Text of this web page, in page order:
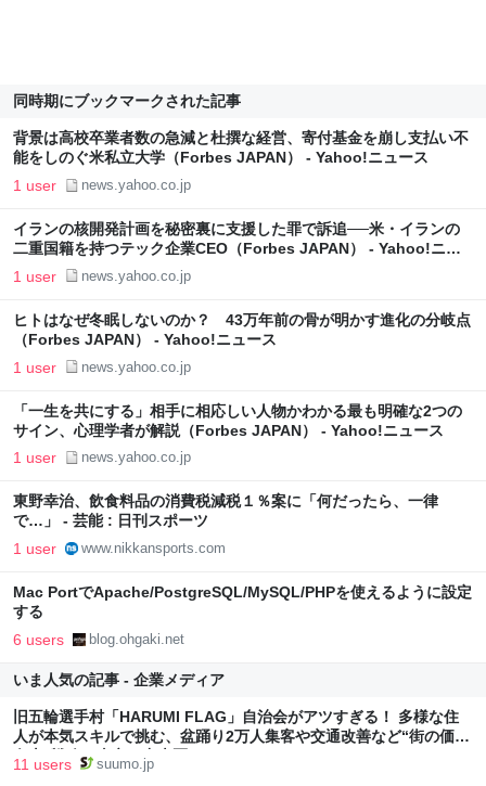
同時期にブックマークされた記事
背景は高校卒業者数の急減と杜撰な経営、寄付基金を崩し支払い不
能をしのぐ米私立大学（Forbes JAPAN） - Yahoo!ニュース
1 user news.yahoo.co.jp
イランの核開発計画を秘密裏に支援した罪で訴追──米・イランの
二重国籍を持つテック企業CEO（Forbes JAPAN） - Yahoo!ニュ
ース
1 user news.yahoo.co.jp
ヒトはなぜ冬眠しないのか？ 43万年前の骨が明かす進化の分岐点
（Forbes JAPAN） - Yahoo!ニュース
1 user news.yahoo.co.jp
「一生を共にする」相手に相応しい人物かわかる最も明確な2つの
サイン、心理学者が解説（Forbes JAPAN） - Yahoo!ニュース
1 user news.yahoo.co.jp
東野幸治、飲食料品の消費税減税１％案に「何だったら、一律
で…」 - 芸能 : 日刊スポーツ
1 user www.nikkansports.com
Mac PortでApache/PostgreSQL/MySQL/PHPを使えるように設定
する
6 users blog.ohgaki.net
いま人気の記事 - 企業メディア
旧五輪選手村「HARUMI FLAG」自治会がアツすぎる！ 多様な住
人が本気スキルで挑む、盆踊り2万人集客や交通改善など“街の価値
向上”戦略 東京・中央区
11 users suumo.jp